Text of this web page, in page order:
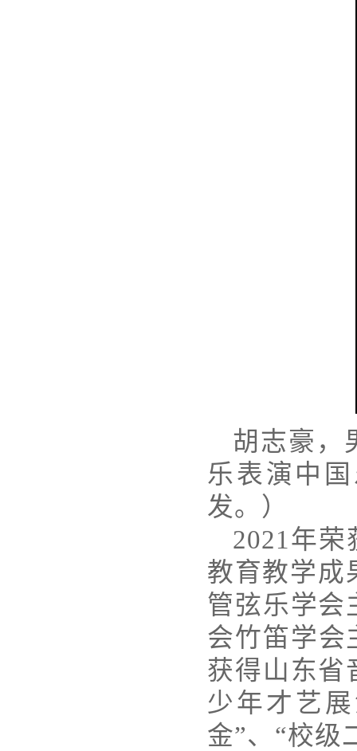
胡志豪，
乐表演中
发。）
2021年
教育教学成
管弦乐学会
会竹笛学会
获得山东省
少年才艺
金”、“校级